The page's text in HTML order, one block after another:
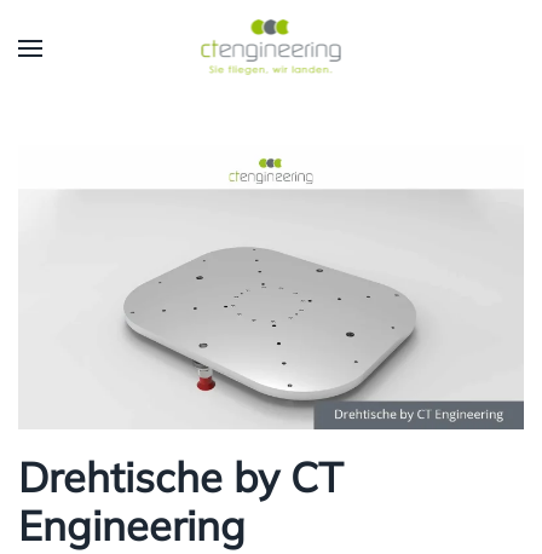
Skip to main content
Drehtische by CT
Engineering